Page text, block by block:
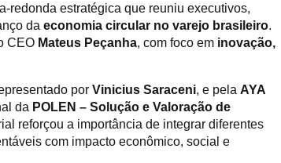
redonda estratégica que reuniu executivos,
da economia circular no varejo brasileiro.
CEO Mateus Peçanha, com foco em inovação,
por Vinicius Saraceni, e pela AYA
da POLEN – Solução e Valoração de
reforçou a importância de integrar diferentes
com impacto econômico, social e